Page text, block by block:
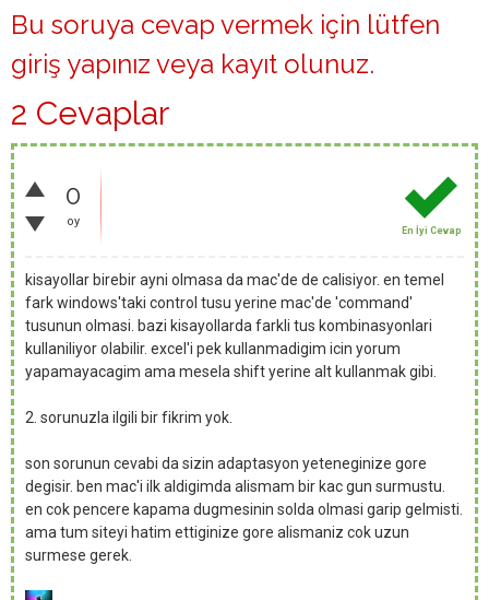
Bu soruya cevap vermek için lütfen
giriş yapınız veya kayıt olunuz.
2 Cevaplar
0
oy
En İyi Cevap
kisayollar birebir ayni olmasa da mac'de de calisiyor. en temel
fark windows'taki control tusu yerine mac'de 'command'
tusunun olmasi. bazi kisayollarda farkli tus kombinasyonlari
kullaniliyor olabilir. excel'i pek kullanmadigim icin yorum
yapamayacagim ama mesela shift yerine alt kullanmak gibi.
2. sorunuzla ilgili bir fikrim yok.
son sorunun cevabi da sizin adaptasyon yeteneginize gore
degisir. ben mac'i ilk aldigimda alismam bir kac gun surmustu.
en cok pencere kapama dugmesinin solda olmasi garip gelmisti.
ama tum siteyi hatim ettiginize gore alismaniz cok uzun
surmese gerek.